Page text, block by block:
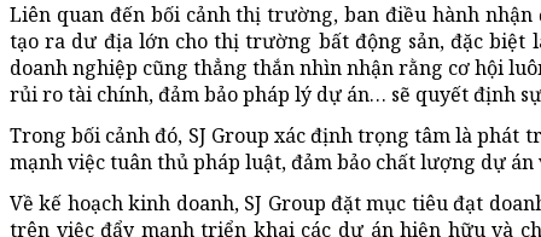
Liên quan đến bối cảnh thị trường, ban điều hành
tạo ra dư địa lớn cho thị trường bất động sản, đặc biệt
doanh nghiệp cũng thẳng thắn nhìn nhận rằng cơ hội
rủi ro tài chính, đảm bảo pháp lý dự án… sẽ quyết định
Trong bối cảnh đó, SJ Group xác định trọng tâm là
mạnh việc tuân thủ pháp luật, đảm bảo chất lượng dự
Về kế hoạch kinh doanh, SJ Group đặt mục tiêu đạt
trên việc đẩy mạnh triển khai các dự án hiện hữu và